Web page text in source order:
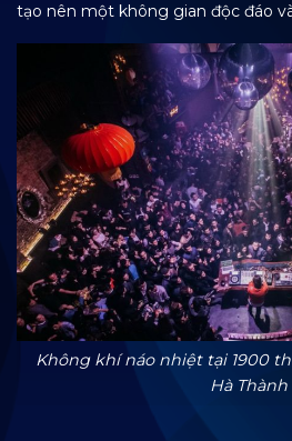
tạo nên một không gian độc đáo
Không khí náo nhiệt tại 1900
Hà Thành